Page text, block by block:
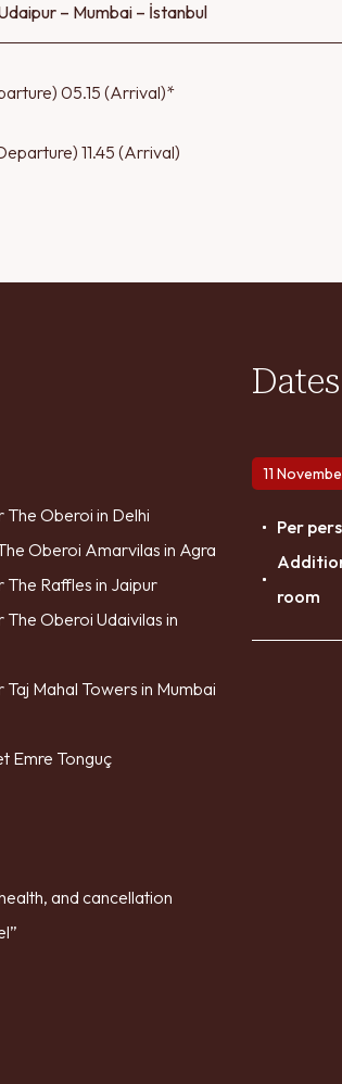
İstanbul – Delhi – Agra – Jaipur – Udaipur – Mumbai – İstanbul
05.15 (Arrival)*
11.45 (Arrival)
Oberoi in Delhi
Oberoi Amarvilas in Agra
Raffles in Jaipur
Oberoi Udaivilas in
Mahal Towers in Mumbai
Emre Tonguç
and cancellation
11
Per
room